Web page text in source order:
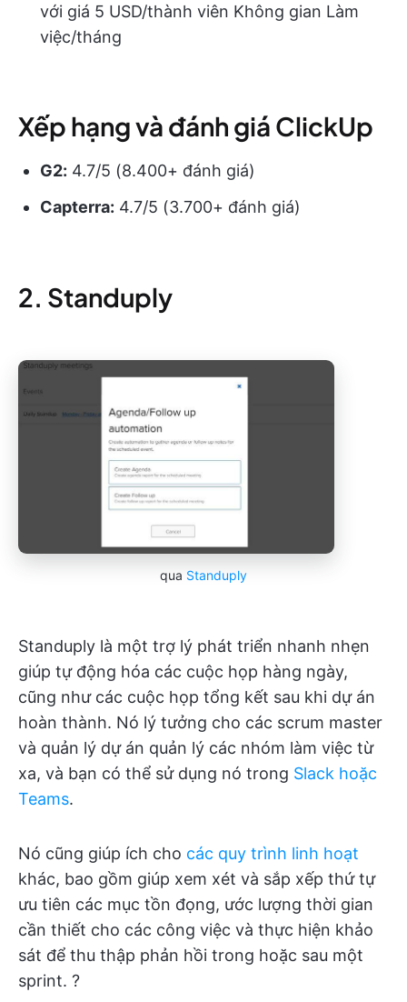
với giá 5 USD/thành viên Không gian Làm
việc/tháng
Xếp hạng và đánh giá ClickUp
G2: 4.7/5 (8.400+ đánh giá)
Capterra: 4.7/5 (3.700+ đánh giá)
2. Standuply
qua Standuply
Standuply là một trợ lý phát triển nhanh nhẹn
giúp tự động hóa các cuộc họp hàng ngày,
cũng như các cuộc họp tổng kết sau khi dự án
hoàn thành. Nó lý tưởng cho các scrum master
và quản lý dự án quản lý các nhóm làm việc từ
xa, và bạn có thể sử dụng nó trong Slack hoặc
Teams.
Nó cũng giúp ích cho các quy trình linh hoạt
khác, bao gồm giúp xem xét và sắp xếp thứ tự
ưu tiên các mục tồn đọng, ước lượng thời gian
cần thiết cho các công việc và thực hiện khảo
sát để thu thập phản hồi trong hoặc sau một
sprint. ?️